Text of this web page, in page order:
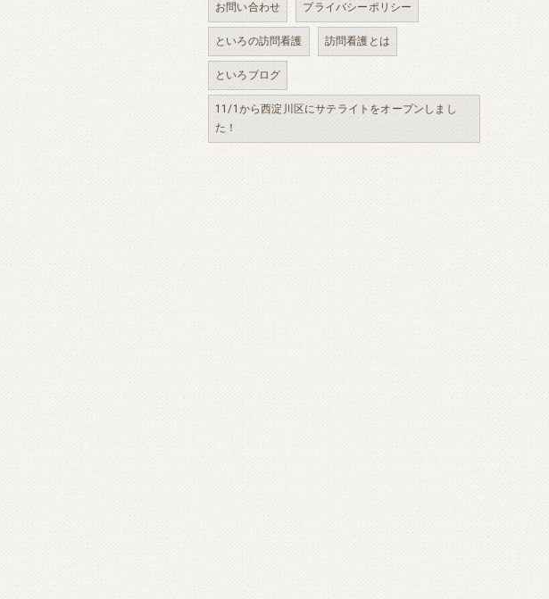
お問い合わせ プライバシーポリシー
といろの訪問看護 訪問看護とは
といろブログ
11/1から西淀川区にサテライトをオープンしまし
た！